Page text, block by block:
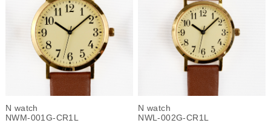
N watch
NWM-001G-CR1L
N watch
NWL-002G-CR1L